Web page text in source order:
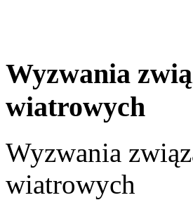
Wyzwania
wiatrowych
Wyzwania
wiatrowych